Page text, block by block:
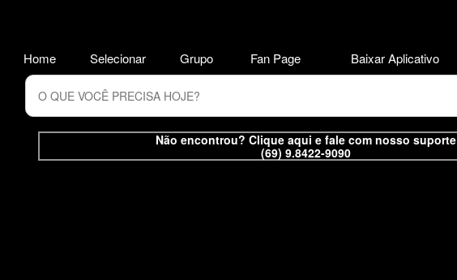
Não encontrou? Clique aqui e fale com nosso suporte
(69) 9.8422-9090
Home Selecionar Grupo Fan Page Baixar Aplicativo